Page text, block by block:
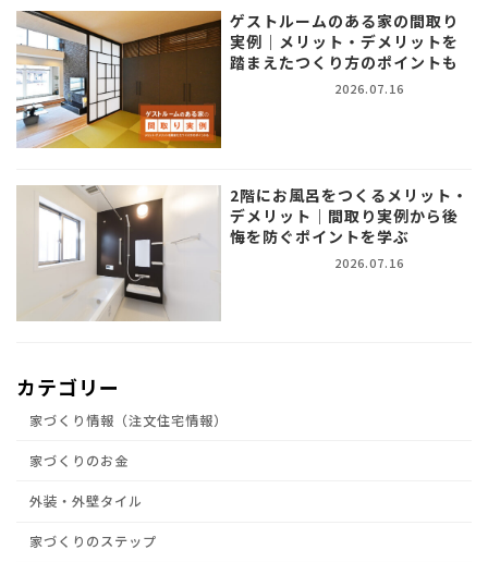
ゲストルームのある家の間取り
実例｜メリット・デメリットを
踏まえたつくり方のポイントも
2026.07.16
2階にお風呂をつくるメリット・
デメリット｜間取り実例から後
悔を防ぐポイントを学ぶ
2026.07.16
カテゴリー
家づくり情報（注文住宅情報）
家づくりのお金
外装・外壁タイル
家づくりのステップ